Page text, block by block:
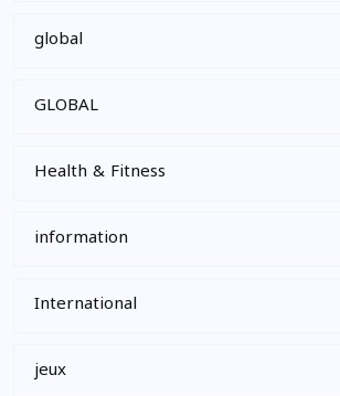
global
GLOBAL
Health & Fitness
information
International
jeux